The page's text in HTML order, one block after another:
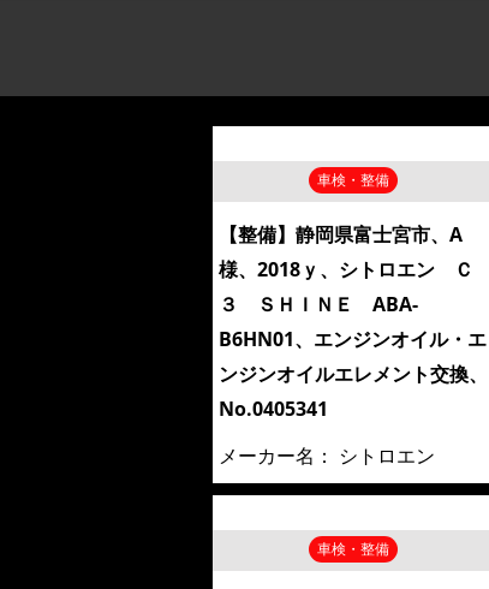
車検・整備
【整備】静岡県富士宮市、A
様、2018ｙ、シトロエン Ｃ
３ ＳＨＩＮＥ ABA-
B6HN01、エンジンオイル・エ
ンジンオイルエレメント交換、
No.0405341
メーカー名： シトロエン
車検・整備